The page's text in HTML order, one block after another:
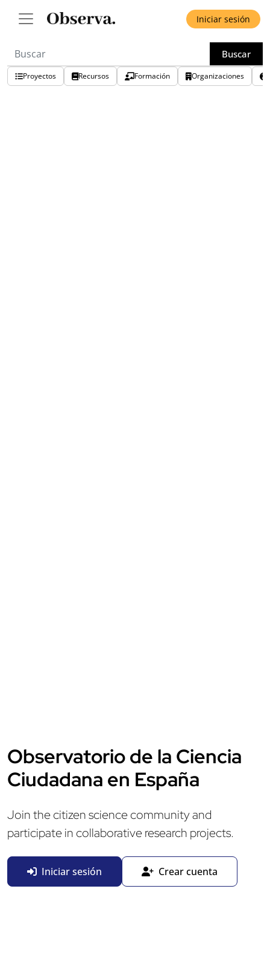
Iniciar sesión
Buscar
Proyectos Recursos Formación Organizaciones
Observatorio de la Ciencia
Ciudadana en España
Join the citizen science community and
participate in collaborative research projects.
Iniciar sesión Crear cuenta